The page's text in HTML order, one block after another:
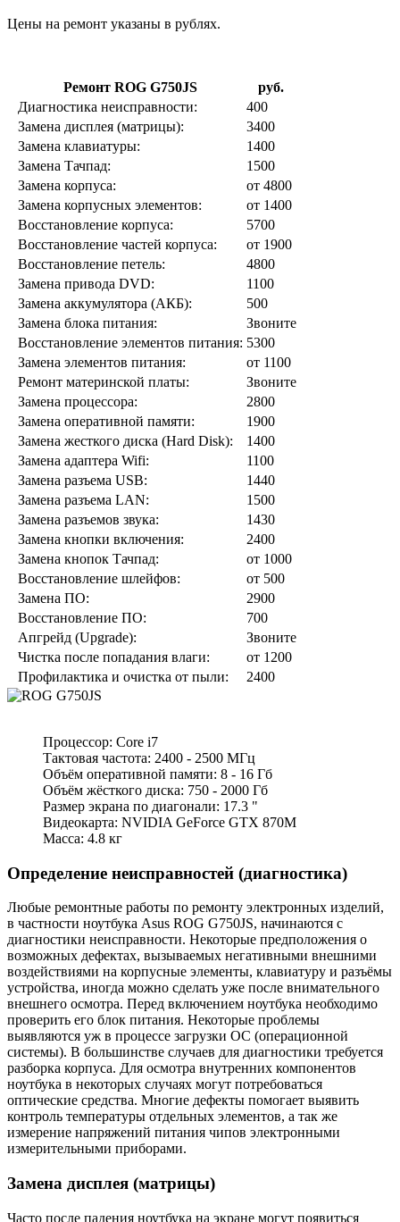
Цены на ремонт указаны в рублях.
Ремонт ROG G750JS
руб.
Диагностика неисправности:
400
Замена дисплея (матрицы):
3400
Замена клавиатуры:
1400
Замена Тачпад:
1500
Замена корпуса:
от 4800
Замена корпусных элементов:
от 1400
Восстановление корпуса:
5700
Восстановление частей корпуса:
от 1900
Восстановление петель:
4800
Замена привода DVD:
1100
Замена аккумулятора (АКБ):
500
Замена блока питания:
Звоните
Восстановление элементов питания: 5300
Замена элементов питания:
от 1100
Ремонт материнской платы:
Звоните
Замена процессора:
2800
Замена оперативной памяти:
1900
Замена жесткого диска (Hard Disk):
1400
Замена адаптера Wifi:
1100
Замена разъeма USB:
1440
Замена разъeма LAN:
1500
Замена разъeмов звука:
1430
Замена кнопки включения:
2400
Замена кнопок Тачпад:
от 1000
Восстановление шлейфов:
от 500
Замена ПО:
2900
Восстановление ПО:
700
Апгрейд (Upgrade):
Звоните
Чистка после попадания влаги:
от 1200
Профилактика и очистка от пыли:
2400
Процессор: Core i7
Тактовая частота: 2400 - 2500 МГц
Объём оперативной памяти: 8 - 16 Гб
Объём жёсткого диска: 750 - 2000 Гб
Размер экрана по диагонали: 17.3 "
Видеокарта: NVIDIA GeForce GTX 870M
Масса: 4.8 кг
Определение неисправностей (диагностика)
Любые ремонтные работы по ремонту электронных изделий,
в частности ноутбука Asus ROG G750JS, начинаются с
диагностики неисправности. Некоторые предположения о
возможных дефектах, вызываемых негативными внешними
воздействиями на корпусные элементы, клавиатуру и разъёмы
устройства, иногда можно сделать уже после внимательного
внешнего осмотра. Перед включением ноутбука необходимо
проверить его блок питания. Некоторые проблемы
выявляются уж в процессе загрузки ОС (операционной
системы). В большинстве случаев для диагностики требуется
разборка корпуса. Для осмотра внутренних компонентов
ноутбука в некоторых случаях могут потребоваться
оптические средства. Многие дефекты помогает выявить
контроль температуры отдельных элементов, а так же
измерение напряжений питания чипов электронными
измерительными приборами.
Замена дисплея (матрицы)
Часто после падения ноутбука на экране могут появиться